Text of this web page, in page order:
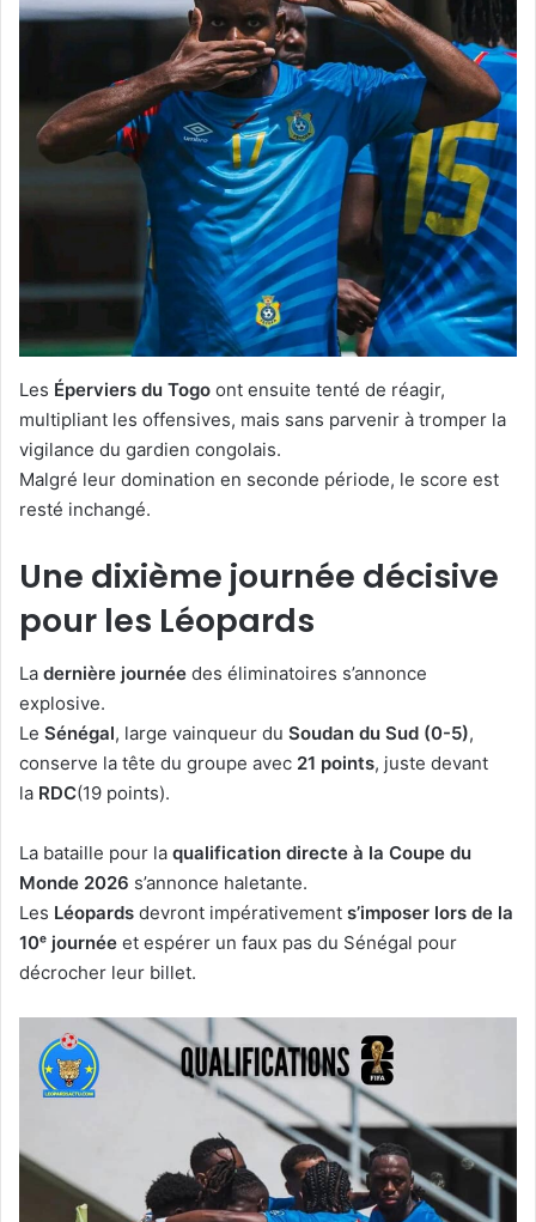
Les Éperviers du Togo ont ensuite tenté de réagir,
multipliant les offensives, mais sans parvenir à tromper la
vigilance du gardien congolais.
Malgré leur domination en seconde période, le score est
resté inchangé.
Une dixième journée décisive
pour les Léopards
La dernière journée des éliminatoires s’annonce
explosive.
Le Sénégal, large vainqueur du Soudan du Sud (0-5),
conserve la tête du groupe avec 21 points, juste devant
la RDC(19 points).
La bataille pour la qualification directe à la Coupe du
Monde 2026 s’annonce haletante.
Les Léopards devront impérativement s’imposer lors de la
10ᵉ journée et espérer un faux pas du Sénégal pour
décrocher leur billet.